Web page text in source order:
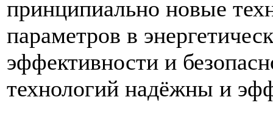
принципиально новые
параметров в
эффективности и
технологий надёжны и